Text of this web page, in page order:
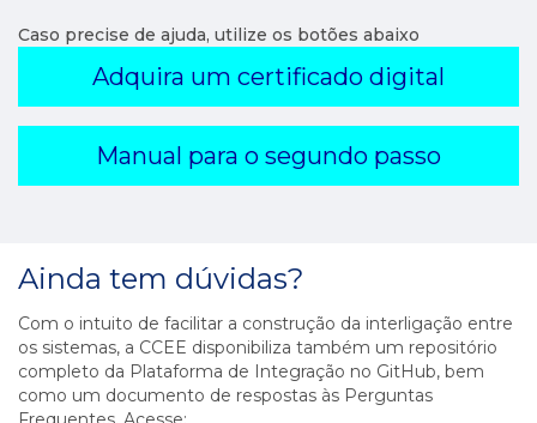
Caso precise de ajuda, utilize os botões abaixo
Adquira um certificado digital
Manual para o segundo passo
Ainda tem dúvidas?
Com o intuito de facilitar a construção da interligação entre
os sistemas, a CCEE disponibiliza também um repositório
completo da Plataforma de Integração no GitHub, bem
como um documento de respostas às Perguntas